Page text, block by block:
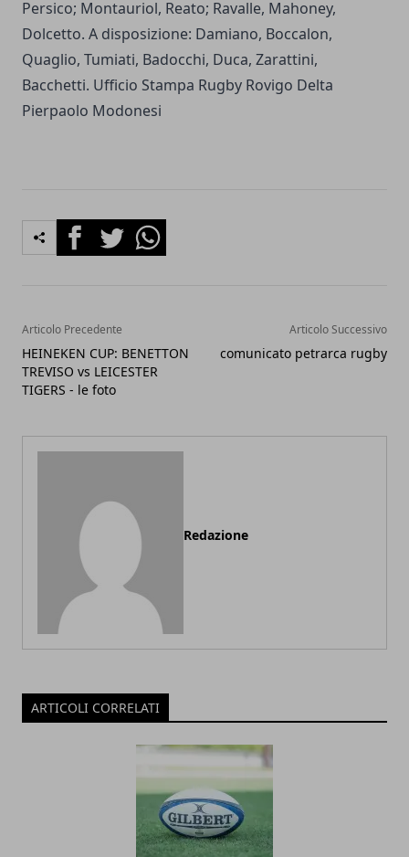
Persico; Montauriol, Reato; Ravalle, Mahoney,
Dolcetto. A disposizione: Damiano, Boccalon,
Quaglio, Tumiati, Badocchi, Duca, Zarattini,
Bacchetti. Ufficio Stampa Rugby Rovigo Delta
Pierpaolo Modonesi
FacebookTwitterWhatsapp
Articolo Precedente
HEINEKEN CUP: BENETTON
TREVISO vs LEICESTER
TIGERS - le foto
Articolo Successivo
comunicato petrarca rugby
Redazione
ARTICOLI CORRELATI